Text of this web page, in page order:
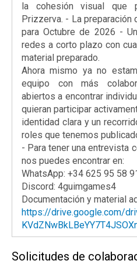
la cohesión visual que
Prizzerva. - La preparación
para Octubre de 2026 -
redes a corto plazo con
material preparado.
Ahora mismo ya no
equipo con más
abiertos a encontrar
quieran participar
identidad clara y un
roles que tenemos
- Para tener una entrevista
nos puedes encontrar en:
WhatsApp: +34 625 95 58
Discord: 4guimgames4
Documentación y material
https://drive.google.com/
Solicitudes de